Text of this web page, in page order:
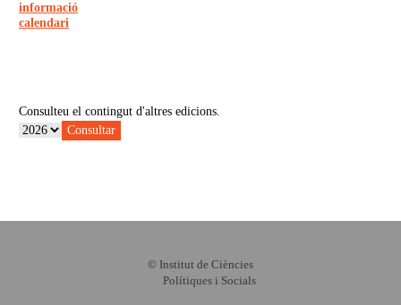
informació
calendari
Consulteu el contingut d'altres edicions.
Consultar
© Institut de Ciències
Polítiques i Socials